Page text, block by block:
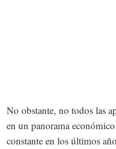
No obstante, no todos las
en un panorama
constante en los últimos